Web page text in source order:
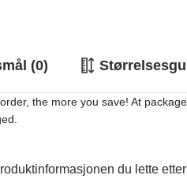
(0)
the more you save! At
du lette